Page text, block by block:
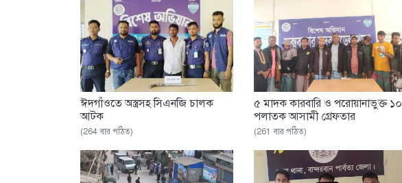
ঈদগাঁওতে অস্ত্রসহ সিএনজি চালক
আটক
(264 বার পঠিত)
৫ মাদক কারবারি ও পরোয়ানাভুক্ত ১০
পলাতক আসামী গ্রেফতার
(261 বার পঠিত)